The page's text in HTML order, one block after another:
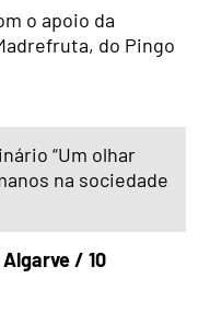
o apoio da
do Pingo
“Um olhar
na sociedade
/ 10